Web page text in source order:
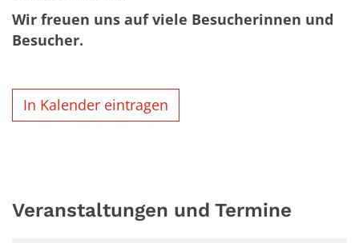
Wir freuen uns auf viele Besucherinnen und
Besucher.
In Kalender eintragen
Veranstaltungen und Termine